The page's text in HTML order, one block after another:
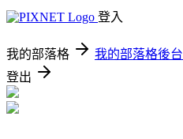
登入
我的部落格 我的部落格後台
登出